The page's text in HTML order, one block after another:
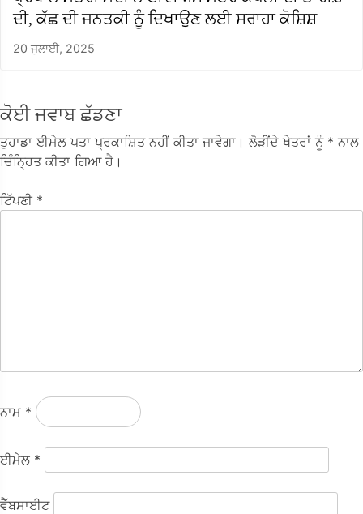
ਦੀ, ਕੱਛ ਦੀ ਜਨਤਕੀ ਨੂੰ ਦਿਖਾਉਣ ਲਈ ਸਰਾਹਾ ਕੋਸ਼ਿਸ਼
20 ਜੁਲਾਈ, 2025
ਕੋਈ ਜਵਾਬ ਛੱਡਣਾ
ਤੁਹਾਡਾ ਈਮੇਲ ਪਤਾ ਪ੍ਰਕਾਸ਼ਿਤ ਨਹੀਂ ਕੀਤਾ ਜਾਵੇਗਾ। ਲੋੜੀਂਦੇ ਖੇਤਰਾਂ ਨੂੰ * ਨਾਲ
ਚਿੰਨ੍ਹਿਤ ਕੀਤਾ ਗਿਆ ਹੈ।
ਟਿੱਪਣੀ *
ਨਾਮ *
ਈਮੇਲ *
ਵੈੱਬਸਾਈਟ